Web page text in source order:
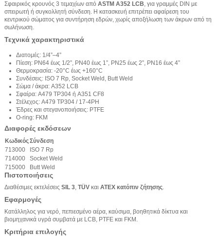
Σφαιρικός κρουνός 3 τεμαχίων από ASTM A352 LCB, για γραμμές DIN με
σπειρωτή ή συγκολλητή σύνδεση. Η κατασκευή επιτρέπει αφαίρεση του
κεντρικού σώματος για συντήρηση εδρών, χωρίς αποξήλωση των άκρων από τη
σωλήνωση.
Τεχνικά χαρακτηριστικά
Διατομές: 1/4”–4”
Πίεση: PN64 έως 1/2”, PN40 έως 1”, PN25 έως 2”, PN16 έως 4”
Θερμοκρασία: -20°C έως +160°C
Συνδέσεις: ISO 7 Rp, Socket Weld, Butt Weld
Σώμα / άκρα: A352 LCB
Σφαίρα: A479 TP304 ή A351 CF8
Στέλεχος: A479 TP304 / 17-4PH
Έδρες και στεγανοποιήσεις: PTFE
O-ring: FKM
Διαφορές εκδόσεων
ΚωδικόςΣύνδεση
713000
ISO 7 Rp
714000
Socket Weld
715000
Butt Weld
Πιστοποιήσεις
Διαθέσιμες εκτελέσεις SIL 3, TÜV και ATEX κατόπιν ζήτησης.
Εφαρμογές
Κατάλληλος για νερό, πεπιεσμένο αέρα, καύσιμα, βοηθητικά δίκτυα και
βιομηχανικά υγρά συμβατά με LCB, PTFE και FKM.
Κριτήρια επιλογής